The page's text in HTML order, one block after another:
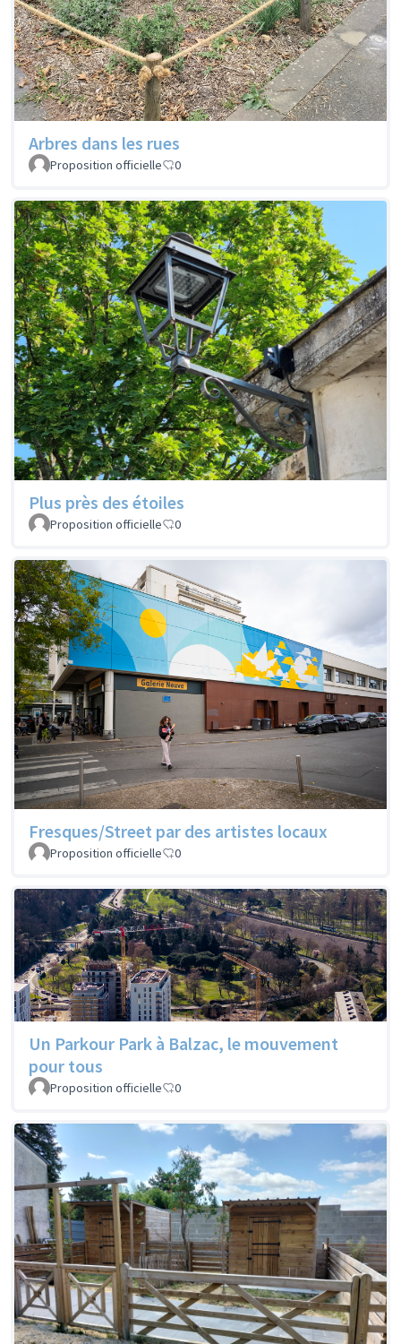
Arbres dans les rues
Proposition officielle 0
Plus près des étoiles
Proposition officielle 0
Fresques/Street par des artistes locaux
Proposition officielle 0
Un Parkour Park à Balzac, le mouvement
pour tous
Proposition officielle 0